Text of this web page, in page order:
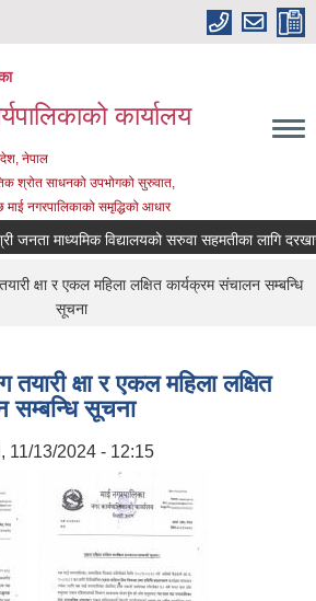
कार्यालय
नेपाल
श्रोत साधनको उपभोगको सुरुवात,
नगरपालिकाको समृद्धिको आधार
जनता माध्यमिक विद्यालयको सरुवा सहमतीका लागि
क्षा र एकल महिला लक्षित कार्यक्रम संचालन सम्बन्धि
सूचना
क्षा र एकल महिला लक्षित
सम्बन्धि सूचना
11/13/2024 - 12:15